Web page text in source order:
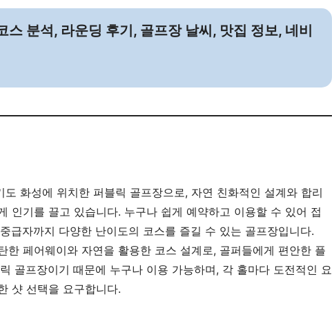
분석, 라운딩 후기, 골프장 날씨, 맛집 정보, 네비
도 화성에 위치한 퍼블릭 골프장으로, 자연 친화적인 설계와 합리
인기를 끌고 있습니다. 누구나 쉽게 예약하고 이용할 수 있어 접
급자까지 다양한 난이도의 코스를 즐길 수 있는 골프장입니다.
한 페어웨이와 자연을 활용한 코스 설계로, 골퍼들에게 편안한 플
골프장이기 때문에 누구나 이용 가능하며, 각 홀마다 도전적인 요
샷 선택을 요구합니다.